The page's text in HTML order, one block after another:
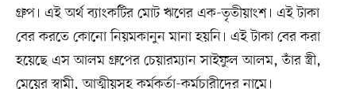
গ্রুপ। এই অর্থ ব্যাংকটির মোট ঋণের এক-তৃতীয়াংশ। এই টাকা
বের করতে কোনো নিয়মকানুন মানা হয়নি। এই টাকা বের করা
হয়েছে এস আলম গ্রুপের চেয়ারম্যান সাইফুল আলম, তাঁর স্ত্রী,
মেয়ের স্বামী, আত্মীয়সহ কর্মকর্তা-কর্মচারীদের নামে।